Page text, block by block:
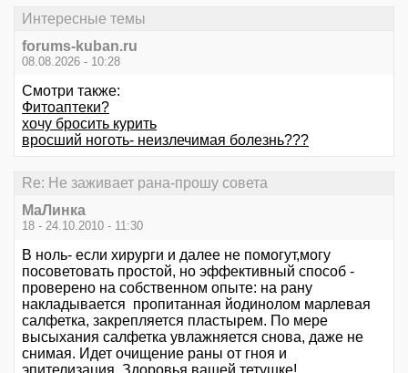
Интересные темы
forums-kuban.ru
08.08.2026 - 10:28
Смотри также:
Фитоаптеки?
хочу бросить курить
вросший ноготь- неизлечимая болезнь???
Re: Не заживает рана-прошу совета
МаЛинка
18 - 24.10.2010 - 11:30
В ноль- если хирурги и далее не помогут,могу
посоветовать простой, но эффективный способ -
проверено на собственном опыте: на рану
накладывается пропитанная йодинолом марлевая
салфетка, закрепляется пластырем. По мере
высыхания салфетка увлажняется снова, даже не
снимая. Идет очищение раны от гноя и